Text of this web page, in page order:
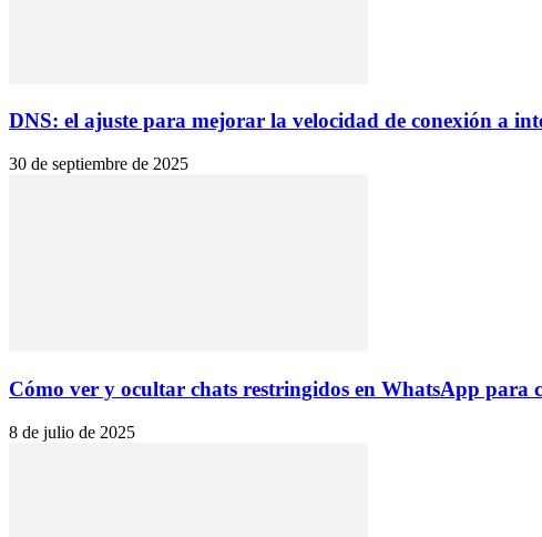
DNS: el ajuste para mejorar la velocidad de conexión a
30 de septiembre de 2025
Cómo ver y ocultar chats restringidos en WhatsApp para
8 de julio de 2025